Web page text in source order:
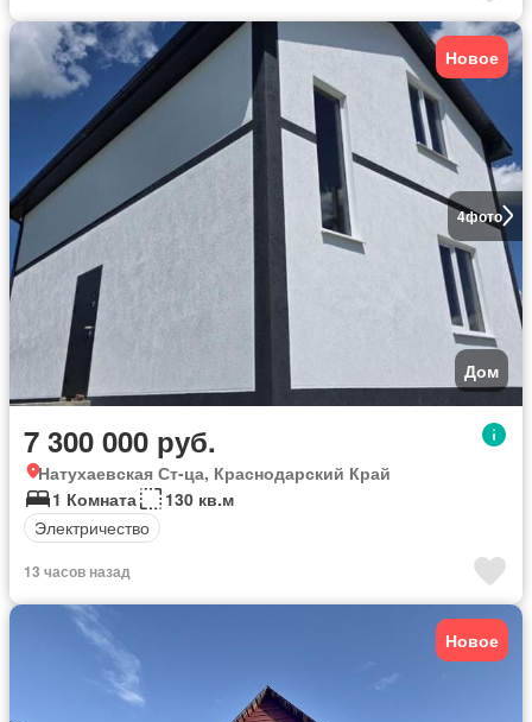
4фото
Новое
Дом
7 300 000 руб.
Натухаевская Ст-ца, Краснодарский Край
1 Комната
130 кв.м
Электричество
13 часов назад
Новое